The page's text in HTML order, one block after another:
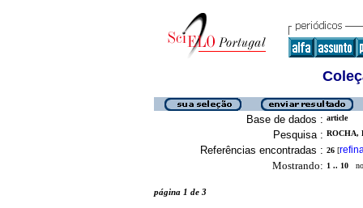
Base de dados : article
Pesquisa : ROCHA,
Referências encontradas : 26 [
Mostrando: 1 .. 10
página 1 de 3